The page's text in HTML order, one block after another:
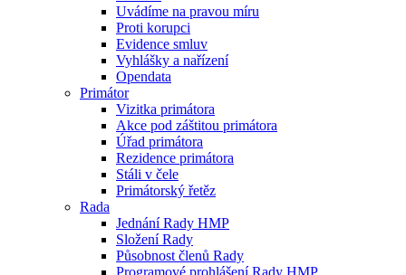
Uvádíme na pravou míru
Proti korupci
Evidence smluv
Vyhlášky a nařízení
Opendata
Primátor
Vizitka primátora
Akce pod záštitou primátora
Úřad primátora
Rezidence primátora
Stáli v čele
Primátorský řetěz
Rada
Jednání Rady HMP
Složení Rady
Působnost členů Rady
Programové prohlášení Rady HMP